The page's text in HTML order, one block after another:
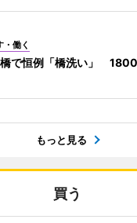
・働く
で恒例「橋洗い」 1800
もっと見る
買う